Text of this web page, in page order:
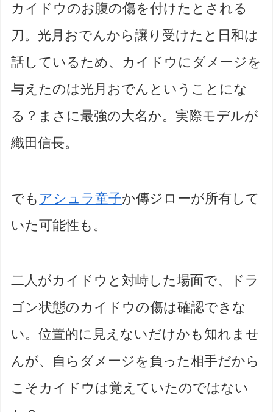
カイドウのお腹の傷を付けたとされる
刀。光月おでんから譲り受けたと日和は
話しているため、カイドウにダメージを
与えたのは光月おでんということにな
る？まさに最強の大名か。実際モデルが
織田信長。
でも アシュラ童子か傳ジローが所有して
いた可能性も。
二人がカイドウと対峙した場面で、ドラ
ゴン状態のカイドウの傷は確認できな
い。位置的に見えないだけかも知れませ
んが、自らダメージを負った相手だから
こそカイドウは覚えていたのではない